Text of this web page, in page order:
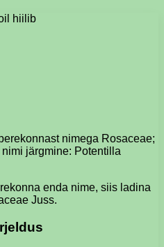
hiilib
nimega Rosaceae;
järgmine: Potentilla
enda nime, siis ladina
Juss.